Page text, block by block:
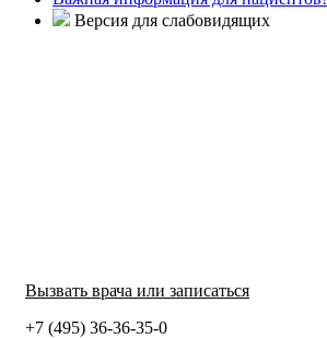
Версия для слабовидящих
Вызвать врача или записаться
+7 (495) 36-36-35-0